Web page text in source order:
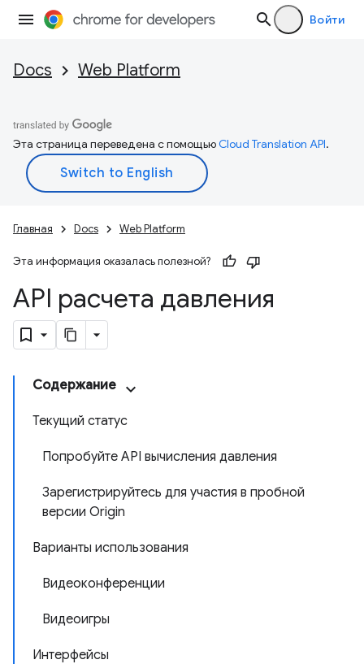
Войти
Docs Web Platform
Эта страница переведена с помощьюCloud Translation API.
Главная Docs Web Platform
Эта информация оказалась полезной?
API расчета давления
Содержание
Текущий статус
Попробуйте API вычисления давления
Зарегистрируйтесь для участия в пробной
версии Origin
Варианты использования
Видеоконференции
Видеоигры
Интерфейсы